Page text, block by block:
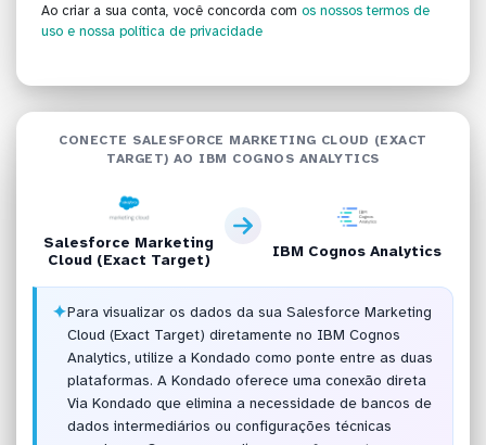
Ao criar a sua conta, você concorda com os nossos termos de
uso e nossa política de privacidade
CONECTE SALESFORCE MARKETING CLOUD (EXACT
TARGET) AO IBM COGNOS ANALYTICS
Salesforce Marketing
Cloud (Exact Target)
IBM Cognos Analytics
✦Para visualizar os dados da sua Salesforce Marketing
Cloud (Exact Target) diretamente no IBM Cognos
Analytics, utilize a Kondado como ponte entre as duas
plataformas. A Kondado oferece uma conexão direta
Via Kondado que elimina a necessidade de bancos de
dados intermediários ou configurações técnicas